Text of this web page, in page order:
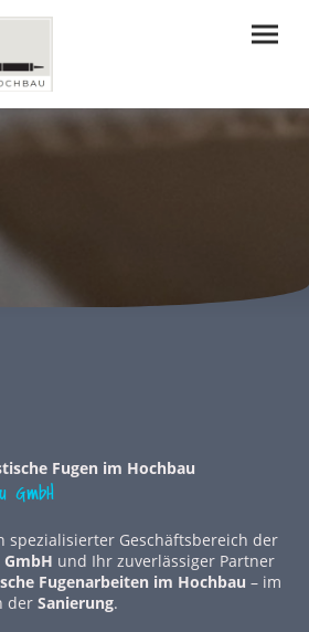
Fugen im Hochbau
spezialisierter Geschäftsbereich der
und Ihr zuverlässiger Partner
Fugenarbeiten im Hochbau – im
der Sanierung.